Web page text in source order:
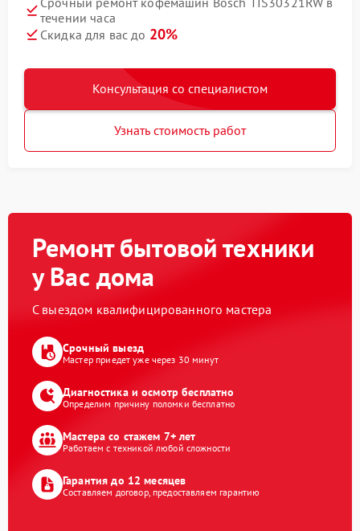
течении часа
Скидка для вас до 20%
Консультация со специалистом
Узнать стоимость работ
Ремонт бытовой техники
у Вас дома
С выездом квалифицированного мастера
Срочный выезд
Мастер приедет уже через 30 минут
Диагностика и осмотр бесплатно
Определим причину поломки бесплатно
Мастера со стажем 7+ лет
Работаем с техникой любой сложности
Гарантия до 12 месяцев
Составляем договор, предоставляем гарантию